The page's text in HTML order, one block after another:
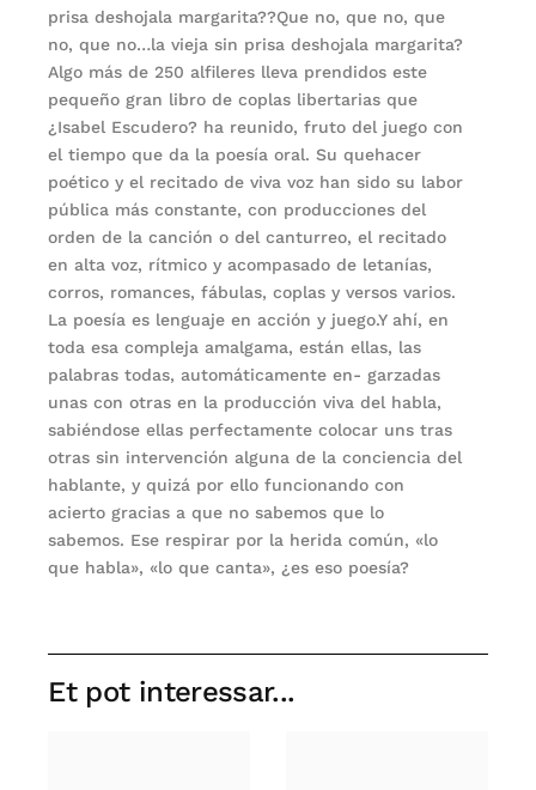
prisa deshojala margarita??Que no, que no, que
no, que no…la vieja sin prisa deshojala margarita?
Algo más de 250 alfileres lleva prendidos este
pequeño gran libro de coplas libertarias que
¿Isabel Escudero? ha reunido, fruto del juego con
el tiempo que da la poesía oral. Su quehacer
poético y el recitado de viva voz han sido su labor
pública más constante, con producciones del
orden de la canción o del canturreo, el recitado
en alta voz, rítmico y acompasado de letanías,
corros, romances, fábulas, coplas y versos varios.
La poesía es lenguaje en acción y juego.Y ahí, en
toda esa compleja amalgama, están ellas, las
palabras todas, automáticamente en- garzadas
unas con otras en la producción viva del habla,
sabiéndose ellas perfectamente colocar uns tras
otras sin intervención alguna de la conciencia del
hablante, y quizá por ello funcionando con
acierto gracias a que no sabemos que lo
sabemos. Ese respirar por la herida común, «lo
que habla», «lo que canta», ¿es eso poesía?
Et pot interessar...